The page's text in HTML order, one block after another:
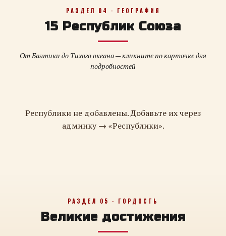
РАЗДЕЛ 04 · ГЕОГРАФИЯ
15 Республик Союза
От Балтики до Тихого океана — кликните по карточке для
подробностей
Республики не добавлены. Добавьте их через
админку → «Республики».
РАЗДЕЛ 05 · ГОРДОСТЬ
Великие достижения